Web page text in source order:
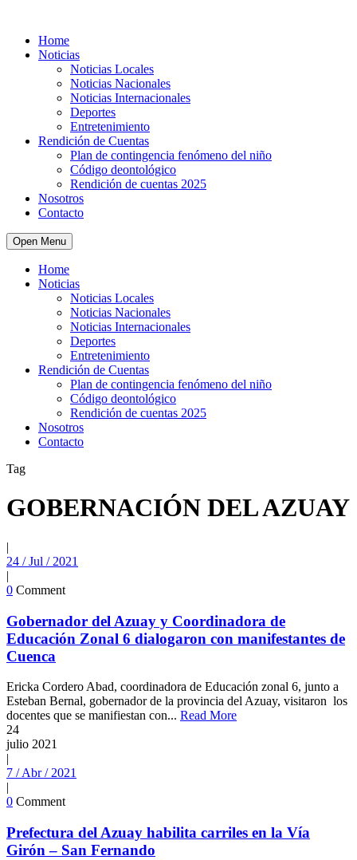
Home
Noticias
Noticias Locales
Noticias Nacionales
Noticias Internacionales
Deportes
Entretenimiento
Rendición de Cuentas
Plan de contingencia fenómeno del niño
Código deontológico
Rendición de cuentas 2025
Nosotros
Contacto
Open Menu
Home
Noticias
Noticias Locales
Noticias Nacionales
Noticias Internacionales
Deportes
Entretenimiento
Rendición de Cuentas
Plan de contingencia fenómeno del niño
Código deontológico
Rendición de cuentas 2025
Nosotros
Contacto
Tag
GOBERNACIÓN DEL AZUAY
|
24 / Jul / 2021
|
0 Comment
Gobernador del Azuay y Coordinadora de
Educación Zonal 6 dialogaron con manifestantes de
Cuenca
Ericka Cordero Abad, coordinadora de Educación zonal 6, junto a
Esteban Bernal, gobernador de la provincia del Azuay, visitaron los
docentes que se manifiestan con... Read More
24
julio 2021
|
7 / Abr / 2021
|
0 Comment
Prefectura del Azuay habilita carriles en la Vía
Girón – San Fernando